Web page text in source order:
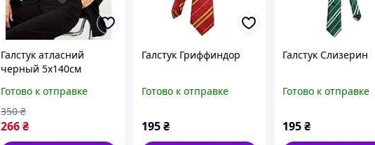
Галстук атласний
черный 5х140см
Готово к отправке
266₴
350 ₴
Галстук Гриффиндор
Готово к отправке
195₴
Галстук Слизерин
Готово к отправке
195₴